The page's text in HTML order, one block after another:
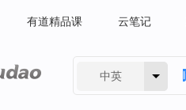
有道精品课 云笔记
中英